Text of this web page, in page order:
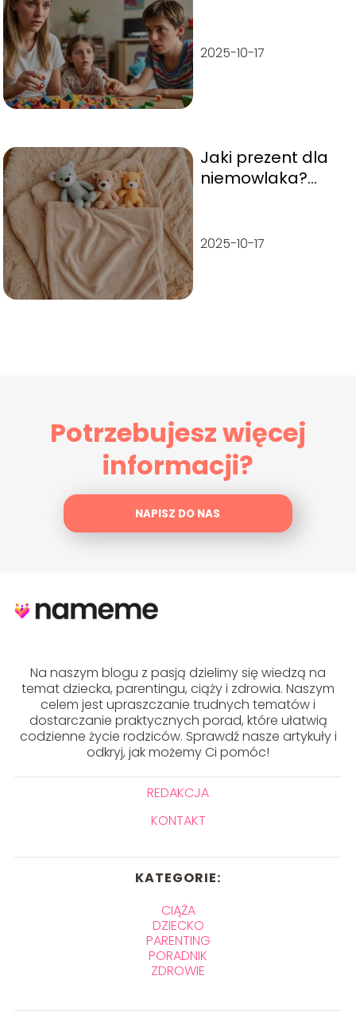
2025-10-17
Jaki prezent dla
niemowlaka?
oryginalne
2025-10-17
Potrzebujesz więcej
informacji?
NAPISZ DO NAS
Na naszym blogu z pasją dzielimy się wiedzą na
temat dziecka, parentingu, ciąży i zdrowia. Naszym
celem jest upraszczanie trudnych tematów i
dostarczanie praktycznych porad, które ułatwią
codzienne życie rodziców. Sprawdź nasze artykuły i
odkryj, jak możemy Ci pomóc!
REDAKCJA
KONTAKT
KATEGORIE:
CIĄŻA
DZIECKO
PARENTING
PORADNIK
ZDROWIE